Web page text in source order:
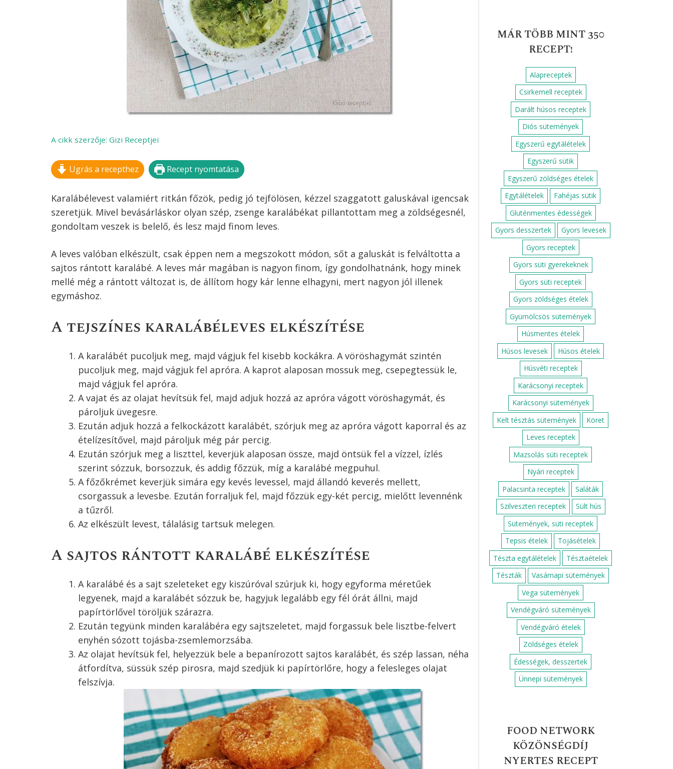
A cikk szerzője: Gizi Receptjei
Ugrás a recepthez Recept nyomtatása
Karalábélevest valamiért ritkán főzök, pedig jó tejfölösen, kézzel szaggatott galuskával igencsak
szeretjük. Mivel bevásárláskor olyan szép, zsenge karalábékat pillantottam meg a zöldségesnél,
gondoltam veszek is belelő, és lesz majd finom leves.
A leves valóban elkészült, csak éppen nem a megszokott módon, sőt a galuskát is felváltotta a
sajtos rántott karalábé. A leves már magában is nagyon finom, így gondolhatnánk, hogy minek
mellé még a rántott változat is, de állítom hogy kár lenne elhagyni, mert nagyon jól illenek
egymáshoz.
A tejszínes karalábéleves elkészítése
A karalábét pucoljuk meg, majd vágjuk fel kisebb kockákra. A vöröshagymát szintén
pucoljuk meg, majd vágjuk fel apróra. A kaprot alaposan mossuk meg, csepegtessük le,
majd vágjuk fel apróra.
A vajat és az olajat hevítsük fel, majd adjuk hozzá az apróra vágott vöröshagymát, és
pároljuk üvegesre.
Ezután adjuk hozzá a felkockázott karalábét, szórjuk meg az apróra vágott kaporral és az
ételízesítővel, majd pároljuk még pár percig.
Ezután szórjuk meg a liszttel, keverjük alaposan össze, majd öntsük fel a vízzel, ízlés
szerint sózzuk, borsozzuk, és addig főzzük, míg a karalábé megpuhul.
A főzőkrémet keverjük simára egy kevés levessel, majd állandó keverés mellett,
csorgassuk a levesbe. Ezután forraljuk fel, majd főzzük egy-két percig, mielőtt levennénk
a tűzről.
Az elkészült levest, tálalásig tartsuk melegen.
A sajtos rántott karalábé elkészítése
A karalábé és a sajt szeleteket egy kiszúróval szúrjuk ki, hogy egyforma méretűek
legyenek, majd a karalábét sózzuk be, hagyjuk legalább egy fél órát állni, majd
papírtörlővel töröljük szárazra.
Ezután tegyünk minden karalábéra egy sajtszeletet, majd forgassuk bele lisztbe-felvert
enyhén sózott tojásba-zsemlemorzsába.
Az olajat hevítsük fel, helyezzük bele a bepanírozott sajtos karalábét, és szép lassan, néha
átfordítva, süssük szép pirosra, majd szedjük ki papírtörlőre, hogy a felesleges olajat
felszívja.
MÁR TÖBB MINT 350
RECEPT!
Alapreceptek
Csirkemell receptek
Darált húsos receptek
Diós sütemények
Egyszerű egytálételek
Egyszerű sütik
Egyszerű zöldséges ételek
Egytálételek
Fahéjas sütik
Gluténmentes édességek
Gyors desszertek
Gyors levesek
Gyors receptek
Gyors süti gyerekeknek
Gyors süti receptek
Gyors zöldséges ételek
Gyümölcsös sütemények
Húsmentes ételek
Húsos levesek
Húsos ételek
Húsvéti receptek
Karácsonyi receptek
Karácsonyi sütemények
Kelt tésztás sütemények
Köret
Leves receptek
Mazsolás süti receptek
Nyári receptek
Palacsinta receptek
Saláták
Szilveszteri receptek
Sült hús
Sütemények, süti receptek
Tepsis ételek
Tojásételek
Tészta egytálételek
Tésztaételek
Tészták
Vasárnapi sütemények
Vega sütemények
Vendégváró sütemények
Vendégváró ételek
Zöldséges ételek
Édességek, desszertek
Ünnepi sütemények
FOOD NETWORK
KÖZÖNSÉGDÍJ
NYERTES RECEPT